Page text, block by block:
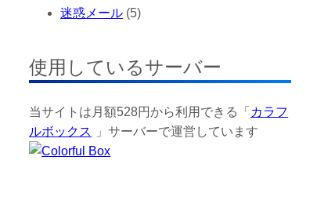
迷惑メール (5)
使用しているサーバー
当サイトは月額528円から利用できる「 カラフ
ルボックス
」サーバーで運営しています